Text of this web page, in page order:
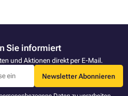
Sie informiert
und Aktionen direkt per E-Mail.
Newsletter Abonnieren